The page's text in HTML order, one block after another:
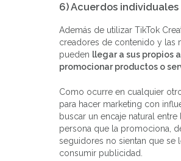
6) Acuerdos
Además de utilizar TikTok
creadores de contenido y las
pueden llegar a sus propios
promocionar productos o
Como ocurre en cualquier
para hacer marketing con
buscar un encaje natural entre
persona que la promociona,
seguidores no sientan que se
consumir publicidad.